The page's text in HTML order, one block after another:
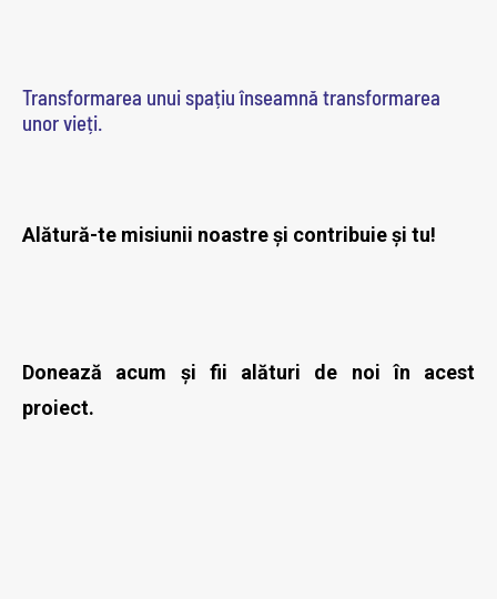
Transformarea unui spațiu înseamnă transformarea
unor vieți.
Alătură-te misiunii noastre și contribuie și tu!
Donează acum și fii alături de noi în acest
proiect.